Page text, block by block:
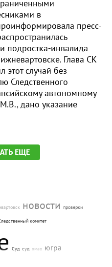
в
пресс-
подростка-инвалида
Глава СК
этот случай без
Следственного
автономному
дано указание
ЕЩЕ
новости проверки
комитет
Суд суд хмао югра